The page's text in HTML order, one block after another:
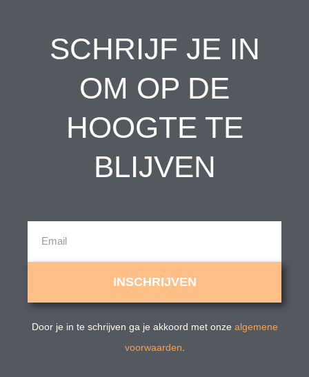
SCHRIJF JE IN
OM OP DE
HOOGTE TE
BLIJVEN
INSCHRIJVEN
Door je in te schrijven ga je akkoord met onze algemene
voorwaarden